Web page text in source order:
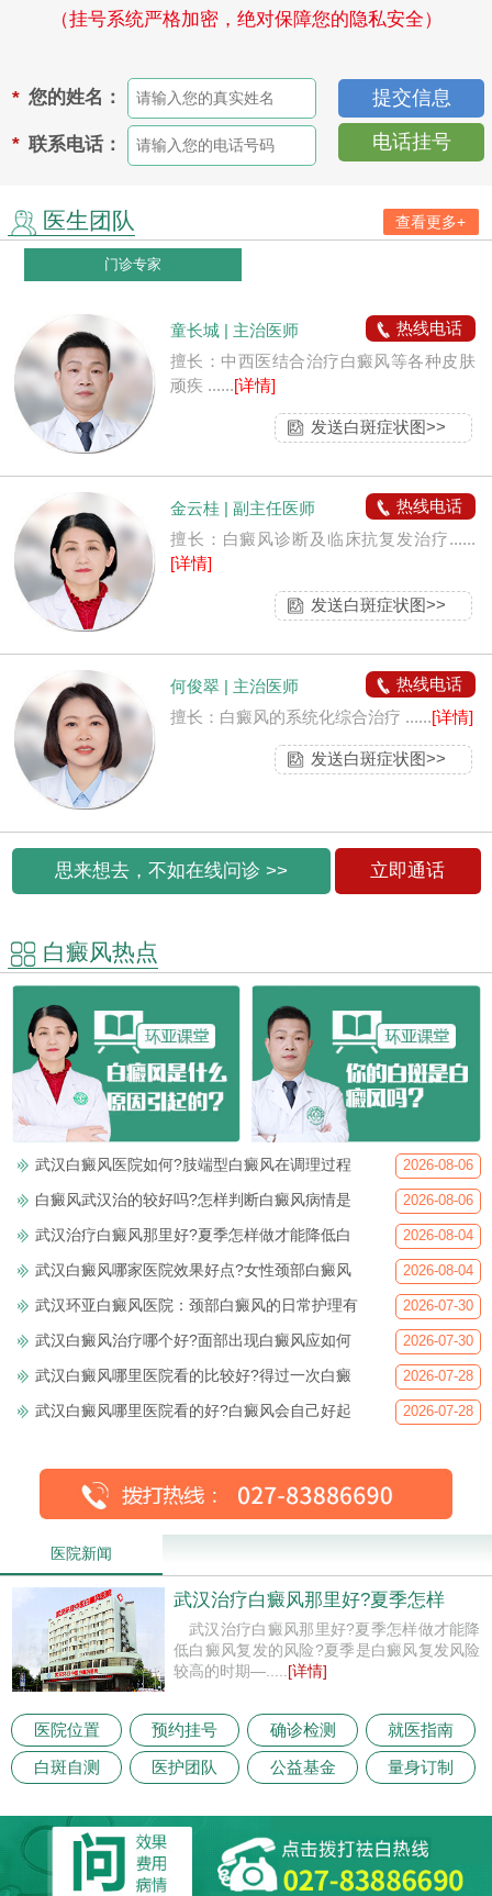
（挂号系统严格加密，绝对保障您的隐私安全）
* 您的姓名：
* 联系电话： 电话挂号
医生团队 查看更多+
门诊专家
童长城 | 主治医师
热线电话
擅长：中西医结合治疗白癜风等各种皮肤
顽疾 ......[详情]
发送白斑症状图>>
金云桂 | 副主任医师
热线电话
擅长：白癜风诊断及临床抗复发治疗......
[详情]
发送白斑症状图>>
何俊翠 | 主治医师
热线电话
擅长：白癜风的系统化综合治疗 ......[详情]
发送白斑症状图>>
思来想去，不如在线问诊 >> 立即通话
白癜风热点
武汉白癜风医院如何?肢端型白癜风在调理过程 2026-08-06
白癜风武汉治的较好吗?怎样判断白癜风病情是 2026-08-06
武汉治疗白癜风那里好?夏季怎样做才能降低白 2026-08-04
武汉白癜风哪家医院效果好点?女性颈部白癜风 2026-08-04
武汉环亚白癜风医院：颈部白癜风的日常护理有 2026-07-30
武汉白癜风治疗哪个好?面部出现白癜风应如何 2026-07-30
武汉白癜风哪里医院看的比较好?得过一次白癜 2026-07-28
武汉白癜风哪里医院看的好?白癜风会自己好起 2026-07-28
医院新闻
武汉治疗白癜风那里好?夏季怎样
武汉治疗白癜风那里好?夏季怎样做才能降
低白癜风复发的风险?夏季是白癜风复发风险
较高的时期—..... [详情]
医院位置 预约挂号 确诊检测 就医指南
白斑自测 医护团队 公益基金 量身订制